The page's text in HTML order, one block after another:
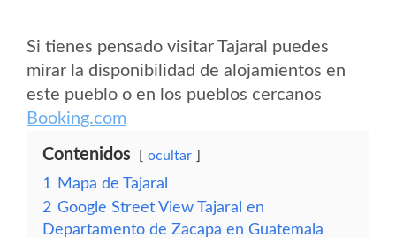
Si tienes pensado visitar Tajaral puedes
mirar la disponibilidad de alojamientos en
este pueblo o en los pueblos cercanos
Booking.com
Contenidos ocultar
1
Mapa de Tajaral
2 Google Street View Tajaral en
Departamento de Zacapa en Guatemala